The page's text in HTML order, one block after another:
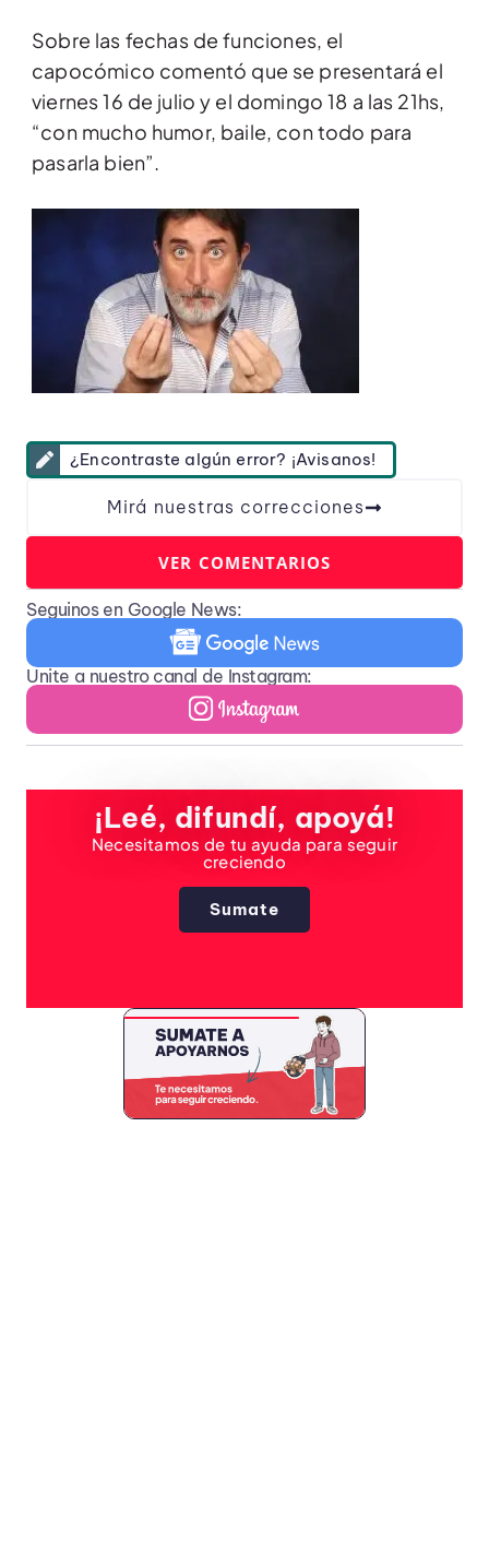
Sobre las fechas de funciones, el
capocómico comentó que se presentará el
viernes 16 de julio y el domingo 18 a las 21hs,
“con mucho humor, baile, con todo para
pasarla bien”.
¿Encontraste algún error? ¡Avisanos!
Mirá nuestras correcciones
VER COMENTARIOS
Seguinos en Google News:
Unite a nuestro canal de Instagram:
¡Leé, difundí, apoyá!
Necesitamos de tu ayuda para seguir
creciendo
Sumate